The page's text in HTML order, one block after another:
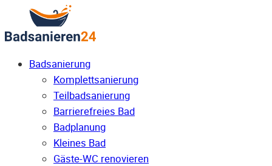
Badsanierung
Komplettsanierung
Teilbadsanierung
Barrierefreies Bad
Badplanung
Kleines Bad
Gäste-WC renovieren